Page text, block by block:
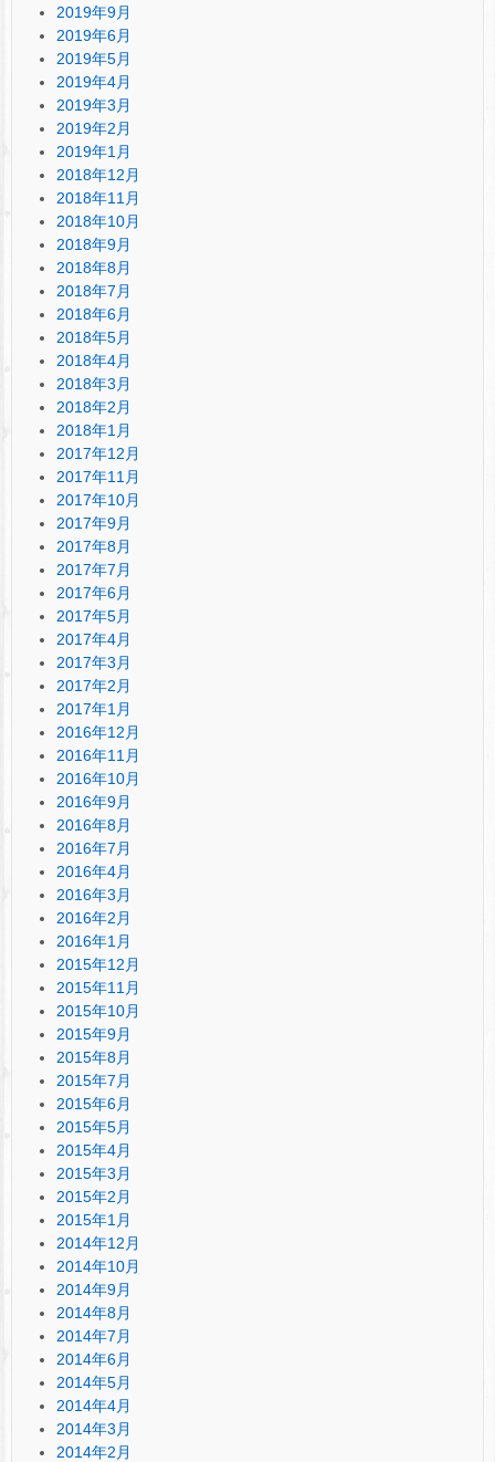
2019年9月
2019年6月
2019年5月
2019年4月
2019年3月
2019年2月
2019年1月
2018年12月
2018年11月
2018年10月
2018年9月
2018年8月
2018年7月
2018年6月
2018年5月
2018年4月
2018年3月
2018年2月
2018年1月
2017年12月
2017年11月
2017年10月
2017年9月
2017年8月
2017年7月
2017年6月
2017年5月
2017年4月
2017年3月
2017年2月
2017年1月
2016年12月
2016年11月
2016年10月
2016年9月
2016年8月
2016年7月
2016年4月
2016年3月
2016年2月
2016年1月
2015年12月
2015年11月
2015年10月
2015年9月
2015年8月
2015年7月
2015年6月
2015年5月
2015年4月
2015年3月
2015年2月
2015年1月
2014年12月
2014年10月
2014年9月
2014年8月
2014年7月
2014年6月
2014年5月
2014年4月
2014年3月
2014年2月